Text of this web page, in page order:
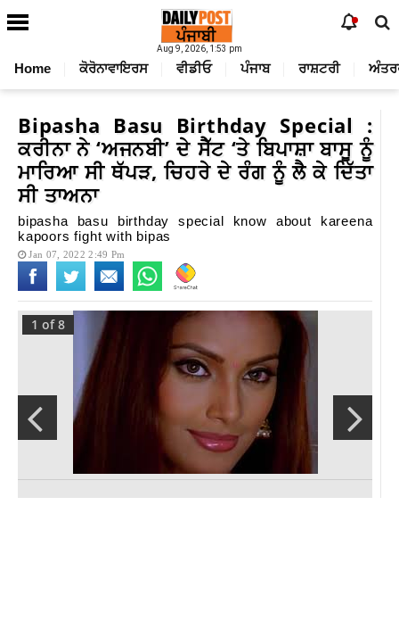
Aug 9, 2026, 1:53 pm
Home ਕੋਰੋਨਾਵਾਇਰਸ ਵੀਡੀਓ ਪੰਜਾਬ ਰਾਸ਼ਟਰੀ
Bipasha Basu Birthday Special :
ਕਰੀਨਾ ਨੇ ‘ਅਜਨਬੀ’ ਦੇ ਸੈੱਟ ‘ਤੇ ਬਿਪਾਸ਼ਾ ਬਾਸੂ ਨੂੰ
ਮਾਰਿਆ ਸੀ ਥੱਪੜ, ਚਿਹਰੇ ਦੇ ਰੰਗ ਨੂੰ ਲੈ ਕੇ ਦਿੱਤਾ
ਸੀ ਤਾਅਨਾ
bipasha basu birthday special know about kareena
kapoors fight with bipas
Jan 07, 2022 2:49 Pm
1 of 8